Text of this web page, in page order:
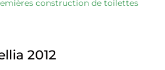
construction de toilettes
2012